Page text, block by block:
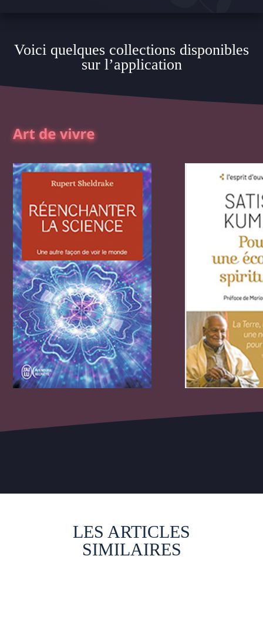
Voici quelques collections disponibles
sur l’application
LES ARTICLES
SIMILAIRES